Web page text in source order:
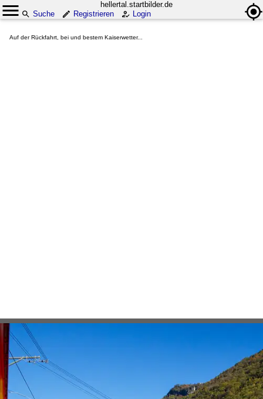
hellertal.startbilder.de
Suche
Registrieren Login
Auf der Rückfahrt, bei und bestem Kaiserwetter...